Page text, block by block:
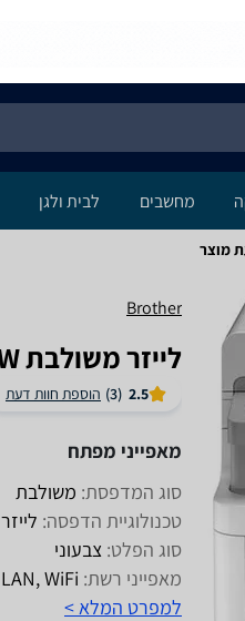
מחשבים לבית ולגן
Brother
‏לייזר ‏משולבת Brother MFC-L3710CW
2.5
(3) הוספת חוות דעת
מאפייני מפתח
סוג המדפסת: משולבת
טכנולוגיית הדפסה: לייזר
סוג הפלט: צבעוני
מאפייני רשת: LAN, WiFi
למפרט המלא >